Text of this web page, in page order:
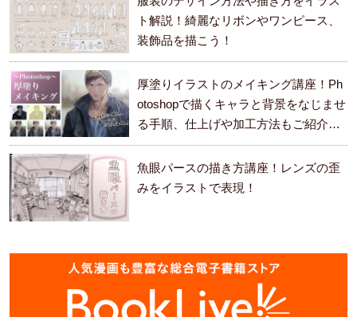
ト解説！綺麗なリボンやワンピース、
装飾品を描こう！
厚塗りイラストのメイキング講座！Ph
otoshopで描くキャラと背景をなじませ
る手順、仕上げや加工方法もご紹介し
ます。
魚眼パースの描き方講座！レンズの歪
みをイラストで表現！